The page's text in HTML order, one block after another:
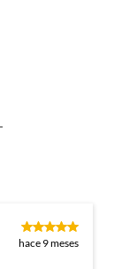
hace 9 meses